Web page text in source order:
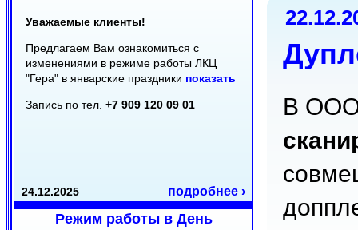
Уважаемые клиенты!
Предлагаем Вам ознакомиться с
изменениями в режиме работы ЛКЦ
"Гера" в январские праздники показать
Запись по тел. +7 909 120 09 01
24.12.2025 подробнее ›
Режим работы в День
В ООО